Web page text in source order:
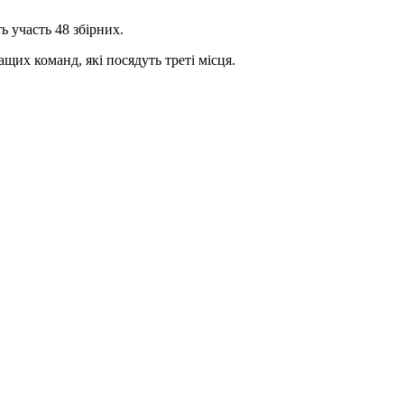
48 збірних.
команд, які посядуть треті місця.